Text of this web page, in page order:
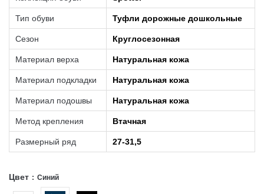
Тип обуви Туфли дорожные дошкольные
Сезон Круглосезонная
Материал верха Натуральная кожа
Материал подкладки Натуральная кожа
Материал подошвы Натуральная кожа
Метод крепления Втачная
Размерный ряд 27-31,5
Цвет Синий